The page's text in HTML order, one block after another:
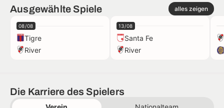
Ausgewählte Spiele alles zeigen
08/08
Tigre
River
13/08
Santa Fe
River
Die Karriere des Spielers